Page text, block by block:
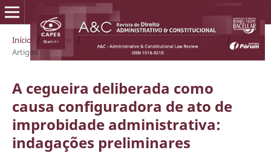
Início / Acervo /
/
Artigos
A cegueira deliberada como
causa configuradora de ato de
improbidade administrativa:
indagações preliminares